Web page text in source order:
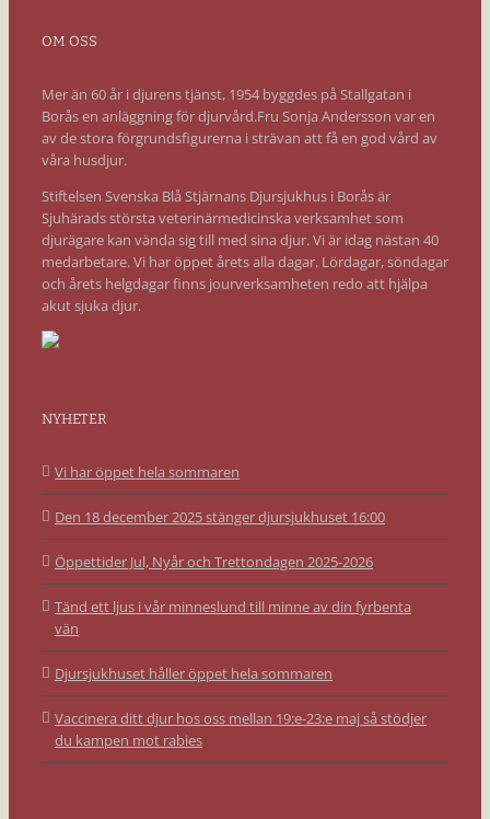
OM OSS
Mer än 60 år i djurens tjänst, 1954 byggdes på Stallgatan i
Borås en anläggning för djurvård.Fru Sonja Andersson var en
av de stora förgrundsfigurerna i strävan att få en god vård av
våra husdjur.
Stiftelsen Svenska Blå Stjärnans Djursjukhus i Borås är
Sjuhärads största veterinärmedicinska verksamhet som
djurägare kan vända sig till med sina djur. Vi är idag nästan 40
medarbetare. Vi har öppet årets alla dagar. Lördagar, söndagar
och årets helgdagar finns jourverksamheten redo att hjälpa
akut sjuka djur.
NYHETER
Vi har öppet hela sommaren
Den 18 december 2025 stänger djursjukhuset 16:00
Öppettider Jul, Nyår och Trettondagen 2025-2026
Tänd ett ljus i vår minneslund till minne av din fyrbenta
vän
Djursjukhuset håller öppet hela sommaren
Vaccinera ditt djur hos oss mellan 19:e-23:e maj så stödjer
du kampen mot rabies